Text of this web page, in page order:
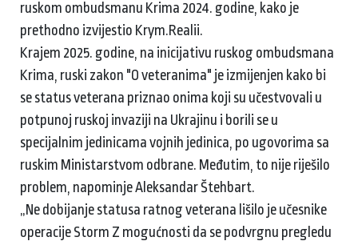
ruskom ombudsmanu Krima 2024. godine, kako je
prethodno izvijestio Krym.Realii.
Krajem 2025. godine, na inicijativu ruskog ombudsmana
Krima, ruski zakon "O veteranima" je izmijenjen kako bi
se status veterana priznao onima koji su učestvovali u
potpunoj ruskoj invaziji na Ukrajinu i borili se u
specijalnim jedinicama vojnih jedinica, po ugovorima sa
ruskim Ministarstvom odbrane. Međutim, to nije riješilo
problem, napominje Aleksandar Štehbart.
„Ne dobijanje statusa ratnog veterana lišilo je učesnike
operacije Storm Z mogućnosti da se podvrgnu pregledu